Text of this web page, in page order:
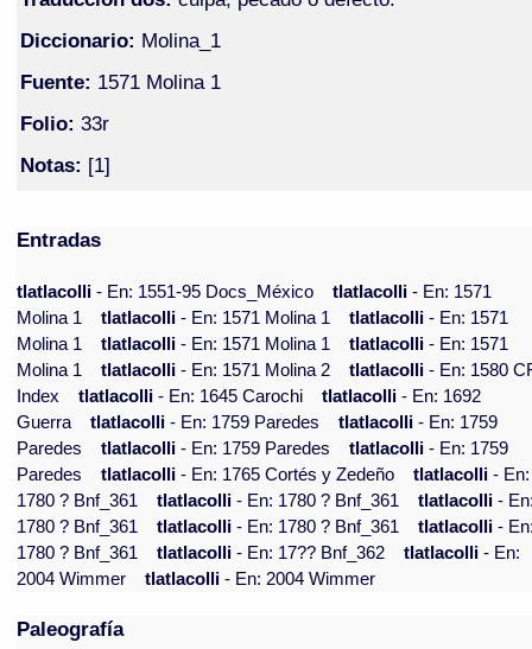
Diccionario: Molina_1
Fuente: 1571 Molina 1
Folio: 33r
Notas: [1]
Entradas
tlatlacolli- En: 1551-95 Docs_México tlatlacolli- En: 1571
Molina 1
tlatlacolli- En: 1571 Molina 1 tlatlacolli- En: 1571
Molina 1
tlatlacolli- En: 1571 Molina 1 tlatlacolli- En: 1571
Molina 1
tlatlacolli- En: 1571 Molina 2 tlatlacolli- En: 1580
Index
tlatlacolli- En: 1645 Carochi tlatlacolli- En: 1692
Guerra
tlatlacolli- En: 1759 Paredes tlatlacolli- En: 1759
Paredes
tlatlacolli- En: 1759 Paredes tlatlacolli- En: 1759
Paredes
tlatlacolli- En: 1765 Cortés y Zedeño tlatlacolli- En:
1780 ? Bnf_361
tlatlacolli- En: 1780 ? Bnf_361 tlatlacolli-
1780 ? Bnf_361
tlatlacolli- En: 1780 ? Bnf_361 tlatlacolli-
1780 ? Bnf_361
tlatlacolli- En: 17?? Bnf_362 tlatlacolli- En:
2004 Wimmer
tlatlacolli- En: 2004 Wimmer
Paleografía